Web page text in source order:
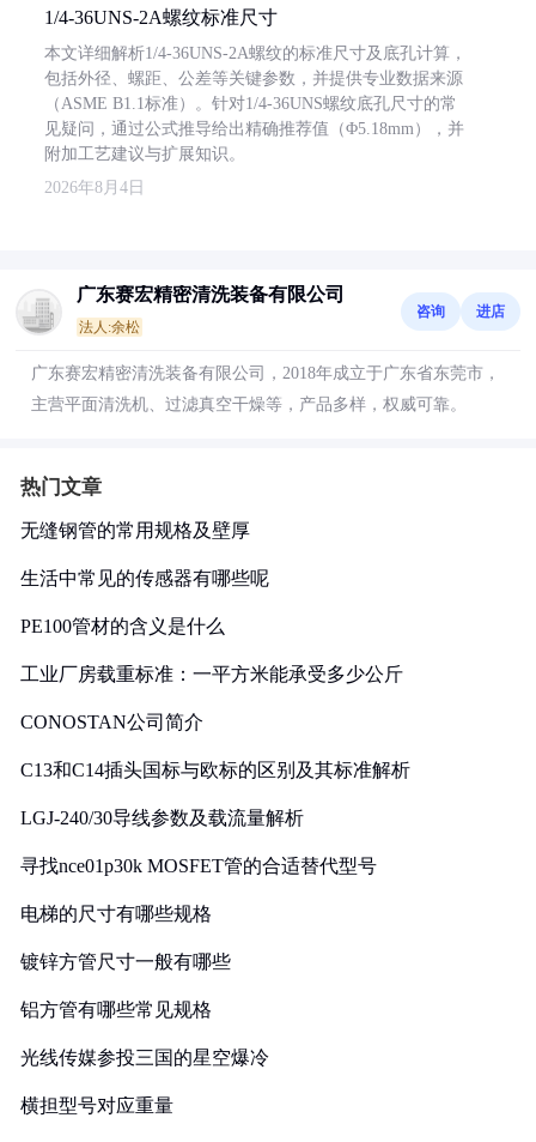
1/4-36UNS-2A螺纹标准尺寸
本文详细解析1/4-36UNS-2A螺纹的标准尺寸及底孔计算，
包括外径、螺距、公差等关键参数，并提供专业数据来源
（ASME B1.1标准）。针对1/4-36UNS螺纹底孔尺寸的常
见疑问，通过公式推导给出精确推荐值（Φ5.18mm），并
附加工艺建议与扩展知识。
2026年8月4日
广东赛宏精密清洗装备有限公司
法人:余松
咨询 进店
广东赛宏精密清洗装备有限公司，2018年成立于广东省东莞市，
主营平面清洗机、过滤真空干燥等，产品多样，权威可靠。
热门文章
无缝钢管的常用规格及壁厚
生活中常见的传感器有哪些呢
PE100管材的含义是什么
工业厂房载重标准：一平方米能承受多少公斤
CONOSTAN公司简介
C13和C14插头国标与欧标的区别及其标准解析
LGJ-240/30导线参数及载流量解析
寻找nce01p30k MOSFET管的合适替代型号
电梯的尺寸有哪些规格
镀锌方管尺寸一般有哪些
铝方管有哪些常见规格
光线传媒参投三国的星空爆冷
横担型号对应重量